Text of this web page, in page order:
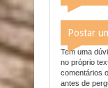
Postar
Tem uma
no próprio
comentários
antes de